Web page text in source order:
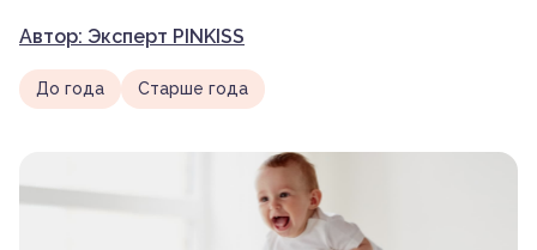
Автор: Эксперт PINKISS
До года Старше года